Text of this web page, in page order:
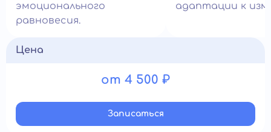
эмоционального
равновесия.
адаптации к
Цена
от 4 500 ₽
Записатьcя